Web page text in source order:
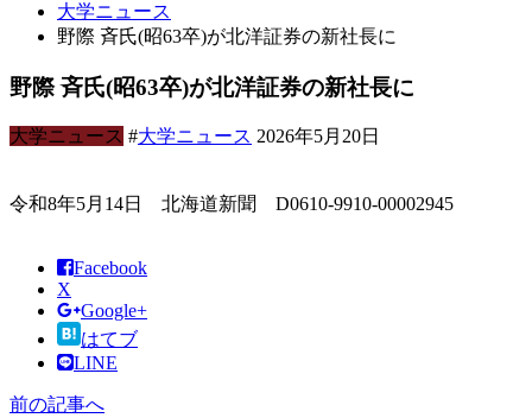
大学ニュース
野際 斉氏(昭63卒)が北洋証券の新社長に
野際 斉氏(昭63卒)が北洋証券の新社長に
大学ニュース #大学ニュース 2026年5月20日
令和8年5月14日 北海道新聞 D0610-9910-00002945
Facebook
X
Google+
はてブ
LINE
前の記事へ